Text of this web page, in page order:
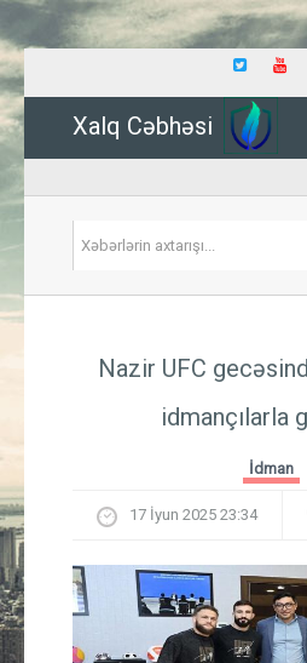
Xalq Cəbhəsi
Nazir UFC
idmançılarla
İdman
17 İyun 2025 23:34